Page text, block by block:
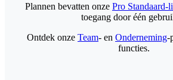
Plannen bevatten onze Pro Standaard-
toegang door één
Ontdek onze Team- en Onderneming-
functies.